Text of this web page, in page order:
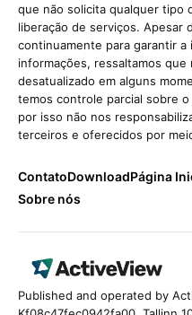
que não solicita qualquer tipo
liberação de serviços. Apesar
continuamente para garantir
informações, ressaltamos
desatualizado em alguns
temos controle parcial sobre
por isso não nos
terceiros e oferecidos por
ContatoDownloadPágina
Sobre nós
Published and operated by